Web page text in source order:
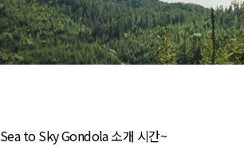
Sea to Sky Gondola 소개 시간~